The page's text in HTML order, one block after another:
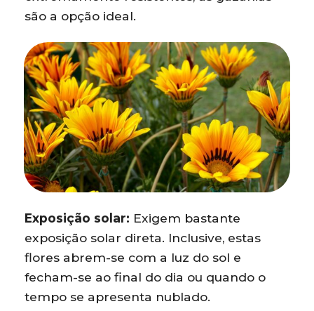
são a opção ideal.
Exposição solar: Exigem bastante
exposição solar direta. Inclusive, estas
flores abrem-se com a luz do sol e
fecham-se ao final do dia ou quando o
tempo se apresenta nublado.